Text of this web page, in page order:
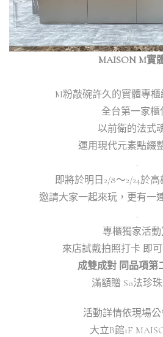
MAISON M實
M粉敲碗許久的實體專
全台第一家櫃
以前衛的法式
運用現代元素點綴
.
即將於明日2/8～2/24於
邀請大家一起來玩，更有一
.
專櫃獨家活動
來店試戴拍照打卡 即
成雙成對 同品項第
滿額贈 So法珍
活動詳情依現場
大立B館1F